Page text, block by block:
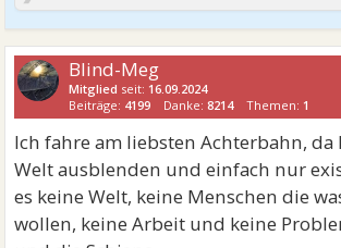
Blind-Meg
Mitglied seit: 16.09.2024
Beiträge: 4199 Danke:8214 Themen: 1
Ich fahre am liebsten Achterbahn, da
Welt ausblenden und einfach nur
es keine Welt, keine Menschen die
wollen, keine Arbeit und keine